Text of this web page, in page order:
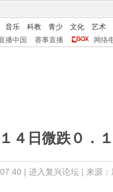
音乐 科教 青少 文化
艺术
播中国 赛事直播 网络
４日微跌０．
| 进入复兴论坛| 来源